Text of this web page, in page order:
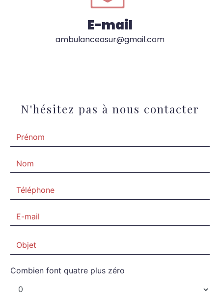
E-mail
ambulanceasur@gmail.com
N'hésitez pas à nous contacter
Combien font quatre plus zéro